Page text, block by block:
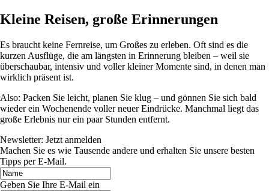
Kleine Reisen, große Erinnerungen
Es braucht keine Fernreise, um Großes zu erleben. Oft sind es die
kurzen Ausflüge, die am längsten in Erinnerung bleiben – weil sie
überschaubar, intensiv und voller kleiner Momente sind, in denen man
wirklich präsent ist.
Also: Packen Sie leicht, planen Sie klug – und gönnen Sie sich bald
wieder ein Wochenende voller neuer Eindrücke. Manchmal liegt das
große Erlebnis nur ein paar Stunden entfernt.
Newsletter: Jetzt anmelden
Machen Sie es wie Tausende andere und erhalten Sie unsere besten
Tipps per E-Mail.
Geben Sie Ihre E-Mail ein